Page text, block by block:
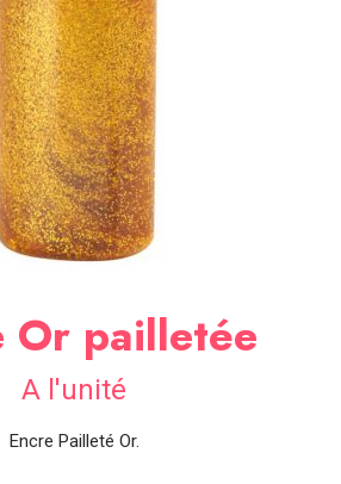
Or pailletée
A l'unité
Encre Pailleté Or.